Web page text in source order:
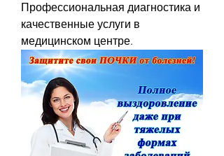
Профессиональная диагностика и
качественные услуги в
медицинском центре.